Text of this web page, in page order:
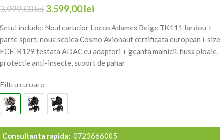
3.999,00lei 3.599,00lei
Setul include: Noul carucior Locco Adamex Beige TK111 landou +
parte sport, noua scoica Cosmo Avionaut certificata european i-size
ECE-R129 testata ADAC cu adaptori + geanta mamicii, husa ploaie,
protectie anti-insecte, suport de pahar
Filtru culoare
Consultanta rapida: 0723666005